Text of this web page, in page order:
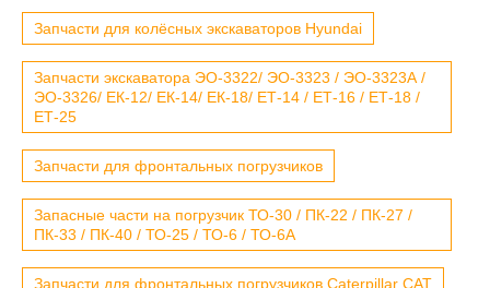
Запчасти для колёсных экскаваторов Hyundai
Запчасти экскаватора ЭО-3322/ ЭО-3323 / ЭО-3323А /
ЭО-3326/ ЕК-12/ ЕК-14/ ЕК-18/ ЕТ-14 / ЕТ-16 / ЕТ-18 /
ЕТ-25
Запчасти для фронтальных погрузчиков
Запасные части на погрузчик ТО-30 / ПК-22 / ПК-27 /
ПК-33 / ПК-40 / ТО-25 / ТО-6 / ТО-6А
Запчасти для фронтальных погрузчиков Caterpillar CAT